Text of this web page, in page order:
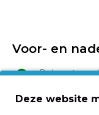
Voor- en
Robuuste en
Ruime
perfect voor
Deze website